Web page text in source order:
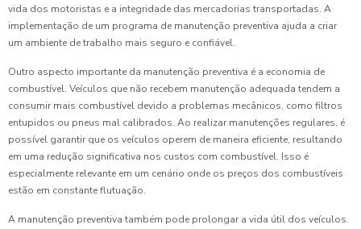
vida dos motoristas e a integridade das mercadorias transportadas. A
implementação de um programa de manutenção preventiva ajuda a criar
um ambiente de trabalho mais seguro e confiável.
Outro aspecto importante da manutenção preventiva é a economia de
combustível. Veículos que não recebem manutenção adequada tendem a
consumir mais combustível devido a problemas mecânicos, como filtros
entupidos ou pneus mal calibrados. Ao realizar manutenções regulares, é
possível garantir que os veículos operem de maneira eficiente, resultando
em uma redução significativa nos custos com combustível. Isso é
especialmente relevante em um cenário onde os preços dos combustíveis
estão em constante flutuação.
A manutenção preventiva também pode prolongar a vida útil dos veículos.